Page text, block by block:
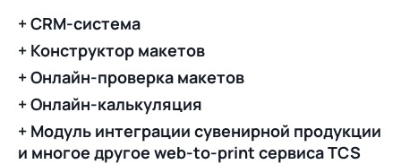
+ CRM-система
+ Конструктор макетов
+ Онлайн-проверка макетов
+ Онлайн-калькуляция
+ Модуль интеграции сувенирной продукции
и многое другое web-to-print сервиса TCS